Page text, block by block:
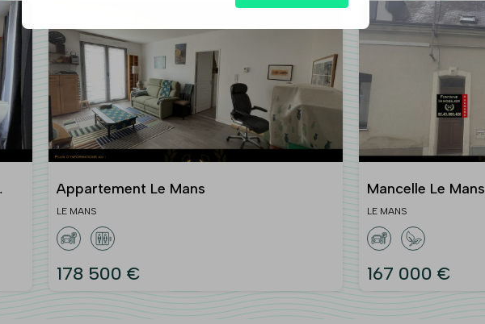
Appartement Le Mans
LE MANS
178 500 €
Mancelle Le Mans
LE MANS
167 000 €